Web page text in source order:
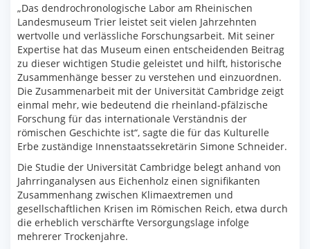
„Das dendrochronologische Labor am Rheinischen
Landesmuseum Trier leistet seit vielen Jahrzehnten
wertvolle und verlässliche Forschungsarbeit. Mit seiner
Expertise hat das Museum einen entscheidenden Beitrag
zu dieser wichtigen Studie geleistet und hilft, historische
Zusammenhänge besser zu verstehen und einzuordnen.
Die Zusammenarbeit mit der Universität Cambridge zeigt
einmal mehr, wie bedeutend die rheinland-pfälzische
Forschung für das internationale Verständnis der
römischen Geschichte ist“, sagte die für das Kulturelle
Erbe zuständige Innenstaatssekretärin Simone Schneider.
Die Studie der Universität Cambridge belegt anhand von
Jahrringanalysen aus Eichenholz einen signifikanten
Zusammenhang zwischen Klimaextremen und
gesellschaftlichen Krisen im Römischen Reich, etwa durch
die erheblich verschärfte Versorgungslage infolge
mehrerer Trockenjahre.